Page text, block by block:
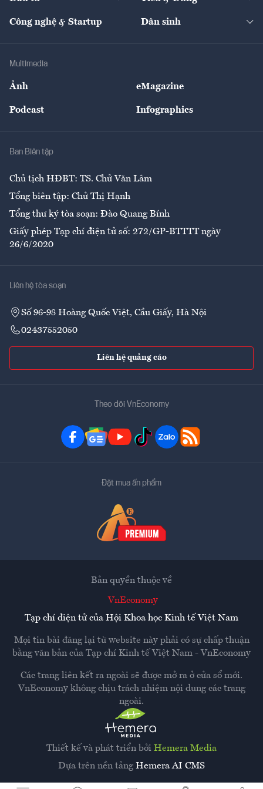
Tư vấn
Thị trường
Nông sản
Giải trí
Công nghệ & Startup Dân sinh
Multimedia
Ảnh eMagazine
Podcast Infographics
Ban Biên tập
Chủ tịch HĐBT: TS. Chử Văn Lâm
Tổng biên tập: Chử Thị Hạnh
Tổng thư ký tòa soạn: Đào Quang Bính
Giấy phép Tạp chí điện tử số: 272/GP-BTTTT ngày
26/6/2020
Liên hệ tòa soạn
Số 96-98 Hoàng Quốc Việt, Cầu Giấy, Hà Nội
02437552050
Liên hệ quảng cáo
Theo dõi VnEconomy
Đặt mua ấn phẩm
Thiết kế và phát triển bởi Hemera Media
Dựa trên nền tảng Hemera AI CMS
Bản quyền thuộc về
VnEconomy
Tạp chí điện tử của Hội Khoa học Kinh tế Việt Nam
Mọi tin bài đăng lại từ website này phải có sự chấp thuận
bằng văn bản của Tạp chí Kinh tế Việt Nam - VnEconomy
Các trang liên kết ra ngoài sẽ được mở ra ở cửa sổ mới.
VnEconomy không chịu trách nhiệm nội dung các trang
ngoài.